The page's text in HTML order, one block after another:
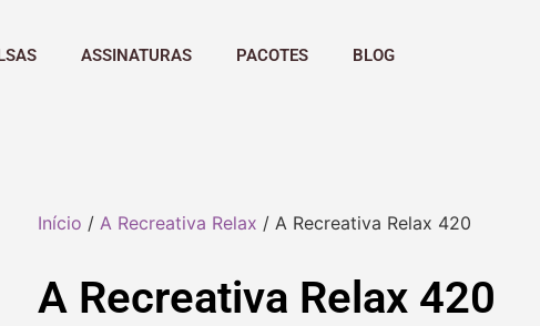
ASSINATURAS PACOTES BLOG
Início / A Recreativa Relax / A Recreativa Relax 420
A Recreativa Relax 420